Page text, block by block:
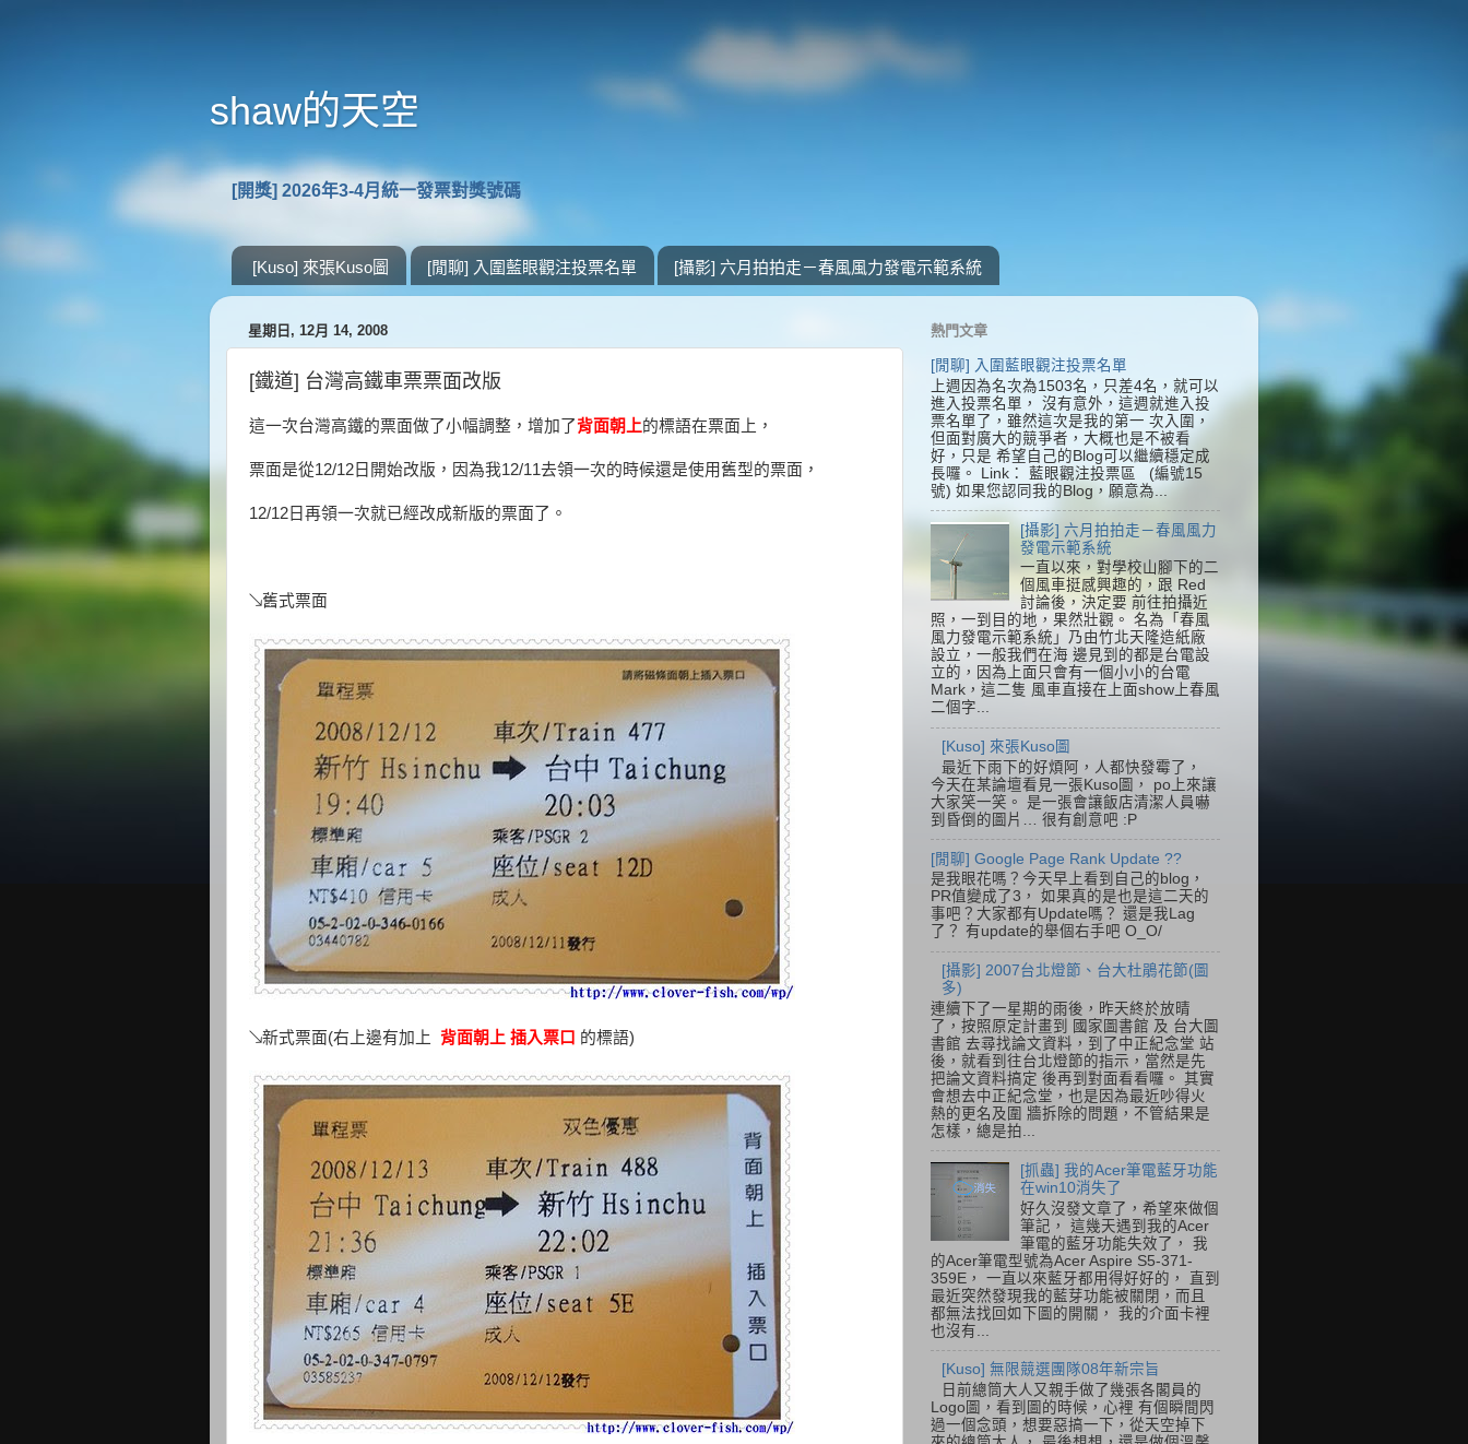
shaw的天空
[開獎] 2026年3-4月統一發票對獎號碼
[Kuso] 來張Kuso圖 [閒聊] 入圍藍眼觀注投票名單 [攝影] 六月拍拍走－春風風力發電示範系統
星期日, 12月 14, 2008
[鐵道] 台灣高鐵車票票面改版
這一次台灣高鐵的票面做了小幅調整，增加了背面朝上的標語在票面上，
票面是從12/12日開始改版，因為我12/11去領一次的時候還是使用舊型的票面，
12/12日再領一次就已經改成新版的票面了。
↘舊式票面
↘新式票面(右上邊有加上 背面朝上 插入票口 的標語)
熱門文章
[閒聊] 入圍藍眼觀注投票名單
上週因為名次為1503名，只差4名，就可以
進入投票名單， 沒有意外，這週就進入投
票名單了，雖然這次是我的第一 次入圍，
但面對廣大的競爭者，大概也是不被看
好，只是 希望自己的Blog可以繼續穩定成
長囉。 Link： 藍眼觀注投票區 (編號15
號) 如果您認同我的Blog，願意為...
[攝影] 六月拍拍走－春風風力
發電示範系統
一直以來，對學校山腳下的二
個風車挺感興趣的，跟 Red
討論後，決定要 前往拍攝近
照，一到目的地，果然壯觀。 名為「春風
風力發電示範系統」乃由竹北天隆造紙廠
設立，一般我們在海 邊見到的都是台電設
立的，因為上面只會有一個小小的台電
Mark，這二隻 風車直接在上面show上春風
二個字...
[Kuso] 來張Kuso圖
最近下雨下的好煩阿，人都快發霉了，
今天在某論壇看見一張Kuso圖， po上來讓
大家笑一笑。 是一張會讓飯店清潔人員嚇
到昏倒的圖片… 很有創意吧 :P
[閒聊] Google Page Rank Update ??
是我眼花嗎？今天早上看到自己的blog，
PR值變成了3， 如果真的是也是這二天的
事吧？大家都有Update嗎？ 還是我Lag
了？ 有update的舉個右手吧 O_O/
[攝影] 2007台北燈節、台大杜鵑花節(圖
多)
連續下了一星期的雨後，昨天終於放晴
了，按照原定計畫到 國家圖書館 及 台大圖
書館 去尋找論文資料，到了中正紀念堂 站
後，就看到往台北燈節的指示，當然是先
把論文資料搞定 後再到對面看看囉。 其實
會想去中正紀念堂，也是因為最近吵得火
熱的更名及圍 牆拆除的問題，不管結果是
怎樣，總是拍...
[抓蟲] 我的Acer筆電藍牙功能
在win10消失了
好久沒發文章了，希望來做個
筆記， 這幾天遇到我的Acer
筆電的藍牙功能失效了， 我
的Acer筆電型號為Acer Aspire S5-371-
359E， 一直以來藍牙都用得好好的， 直到
最近突然發現我的藍芽功能被關閉，而且
都無法找回如下圖的開關， 我的介面卡裡
也沒有...
[Kuso] 無限競選團隊08年新宗旨
日前總筒大人又親手做了幾張各閣員的
Logo圖，看到圖的時候，心裡 有個瞬間閃
過一個念頭，想要惡搞一下，從天空掉下